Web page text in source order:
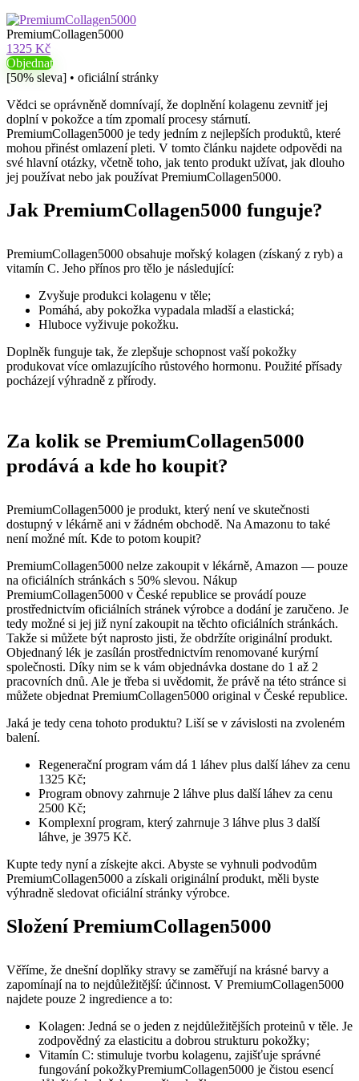
PremiumCollagen5000
1325 Kč
Objednat
[50% sleva] • oficiální stránky
Vědci se oprávněně domnívají, že doplnění kolagenu zevnitř jej
doplní v pokožce a tím zpomalí procesy stárnutí.
PremiumCollagen5000 je tedy jedním z nejlepších produktů, které
mohou přinést omlazení pleti. V tomto článku najdete odpovědi na
své hlavní otázky, včetně toho, jak tento produkt užívat, jak dlouho
jej používat nebo jak používat PremiumCollagen5000.
Jak PremiumCollagen5000 funguje?
PremiumCollagen5000 obsahuje mořský kolagen (získaný z ryb) a
vitamín C. Jeho přínos pro tělo je následující:
Zvyšuje produkci kolagenu v těle;
Pomáhá, aby pokožka vypadala mladší a elastická;
Hluboce vyživuje pokožku.
Doplněk funguje tak, že zlepšuje schopnost vaší pokožky
produkovat více omlazujícího růstového hormonu. Použité přísady
pocházejí výhradně z přírody.
Za kolik se PremiumCollagen5000
prodává a kde ho koupit?
PremiumCollagen5000 je produkt, který není ve skutečnosti
dostupný v lékárně ani v žádném obchodě. Na Amazonu to také
není možné mít. Kde to potom koupit?
PremiumCollagen5000 nelze zakoupit v lékárně, Amazon — pouze
na oficiálních stránkách s 50% slevou. Nákup
PremiumCollagen5000 v České republice se provádí pouze
prostřednictvím oficiálních stránek výrobce a dodání je zaručeno. Je
tedy možné si jej již nyní zakoupit na těchto oficiálních stránkách.
Takže si můžete být naprosto jisti, že obdržíte originální produkt.
Objednaný lék je zasílán prostřednictvím renomované kurýrní
společnosti. Díky nim se k vám objednávka dostane do 1 až 2
pracovních dnů. Ale je třeba si uvědomit, že právě na této stránce si
můžete objednat PremiumCollagen5000 original v České republice.
Jaká je tedy cena tohoto produktu? Liší se v závislosti na zvoleném
balení.
Regenerační program vám dá 1 láhev plus další láhev za cenu
1325 Kč;
Program obnovy zahrnuje 2 láhve plus další láhev za cenu
2500 Kč;
Komplexní program, který zahrnuje 3 láhve plus 3 další
láhve, je 3975 Kč.
Kupte tedy nyní a získejte akci. Abyste se vyhnuli podvodům
PremiumCollagen5000 a získali originální produkt, měli byste
výhradně sledovat oficiální stránky výrobce.
Složení PremiumCollagen5000
Věříme, že dnešní doplňky stravy se zaměřují na krásné barvy a
zapomínají na to nejdůležitější: účinnost. V PremiumCollagen5000
najdete pouze 2 ingredience a to:
Kolagen: Jedná se o jeden z nejdůležitějších proteinů v těle. Je
zodpovědný za elasticitu a dobrou strukturu pokožky;
Vitamín C: stimuluje tvorbu kolagenu, zajišťuje správné
fungování pokožkyPremiumCollagen5000 je čistou esencí